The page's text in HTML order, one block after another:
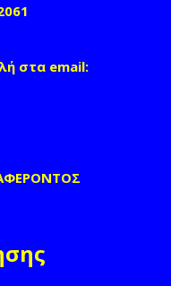
στα email: